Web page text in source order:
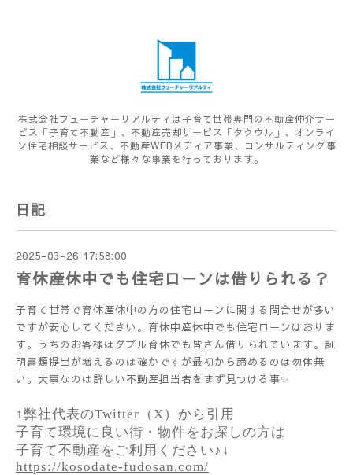
株式会社フューチャーリアルティは子育て世帯専門の不動産仲介サー
ビス「子育て不動産」、不動産売却サービス「タクウル」、オンライ
ン住宅相談サービス、不動産WEBメディア事業、コンサルティング事
業など様々な事業を行っております。
日記
2025-03-26 17:58:00
育休産休中でも住宅ローンは借りられる？
子育て世帯で育休産休中の方の住宅ローンに関する問合せが多い
ですが安心してください。育休中産休中でも住宅ローンはおりま
す。うちのお客様はダブル育休でも皆さん借りられています。証
明書類提出が増えるのは確かですが最初から諦めるのは勿体無
い。大事なのは詳しい不動産担当者をまず見つける事✨
↑弊社代表のTwitter（X）から引用
子育て環境に良い街・物件をお探しの方は
子育て不動産をご利用ください♪↓
https://kosodate-fudosan.com/